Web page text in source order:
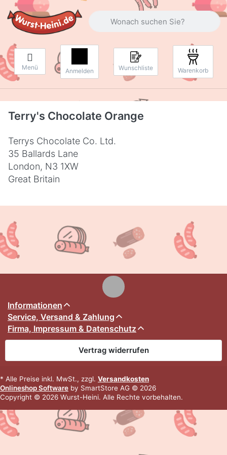
Geben Sie einen Suchbegriff ein.
Menü Anmelden Wunschliste Warenkorb
Terry's Chocolate Orange
Terrys Chocolate Co. Ltd.
35 Ballards Lane
London, N3 1XW
Great Britain
Informationen
Service, Versand & Zahlung
Firma, Impressum & Datenschutz
Vertrag widerrufen
* Alle Preise inkl. MwSt., zzgl. Versandkosten
Onlineshop Software by SmartStore AG © 2026
Copyright © 2026 Wurst-Heini. Alle Rechte vorbehalten.